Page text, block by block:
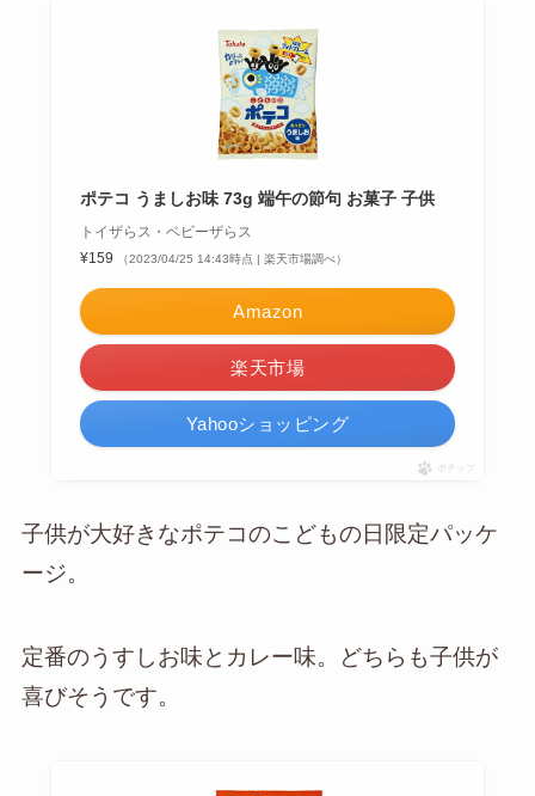
ポテコ うましお味 73g 端午の節句 お菓子 子供
トイザらス・ベビーザらス
¥159
（2023/04/25 14:43時点 | 楽天市場調べ）
Amazon
楽天市場
Yahooショッピング
ポチップ
子供が大好きなポテコのこどもの日限定パッケ
ージ。
定番のうすしお味とカレー味。どちらも子供が
喜びそうです。